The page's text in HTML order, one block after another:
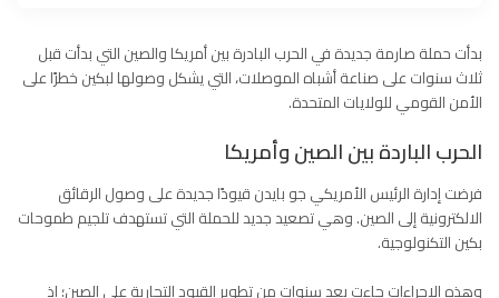
بدأت حملة صارمة جديدة في الحرب البادرة بين أمريكا والصين التي بدأت قبل
ثلاث سنوات على صناعةأشباه الموصلات، التي يشكل وصولها لبكين خطرًا على
الأمن القومي للولايات المتحدة.
الحرب الباردة بين الصين وأمريكا
فرضت إدارة الرئيس الأمريكي جو بايدن قيودًا جديدة على وصول الرقائق
الالكترونية إلى الصين. وهي تصعيد جديد للحملة التي تستهدف تلجيم طموحات
بكين التكنولوجية.
وهذه الإجراءات جاءت بعد سنوات من تطوير القيود التجارية على الصين؛ إذ